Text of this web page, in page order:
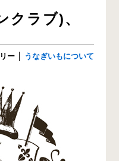
クラブ)、
ー うなぎいもについて